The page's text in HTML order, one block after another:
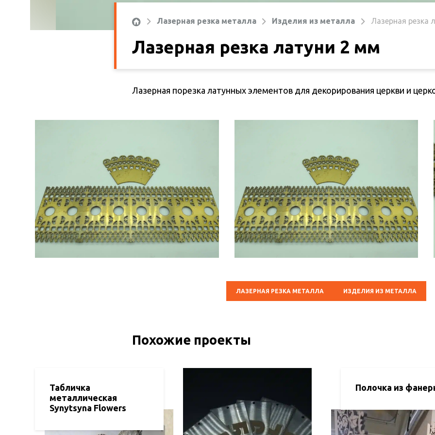
Лазерная резка металла Изделия из металла Лазерная резка
Лазерная резка латуни 2 мм
Лазерная порезка латунных элементов для декорирования церкви и
ЛАЗЕРНАЯ РЕЗКА МЕТАЛЛА ИЗДЕЛИЯ ИЗ МЕТАЛЛА
Похожие проекты
Табличка
металлическая
Synytsyna Flowers
Полочка из